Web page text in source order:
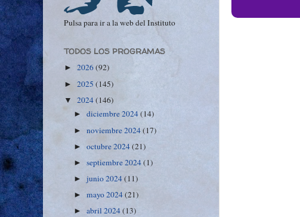
Pulsa para ir a la web del Instituto
TODOS LOS PROGRAMAS
► 2026(92)
► 2025 (145)
▼ 2024(146)
►diciembre 2024(14)
►noviembre 2024(17)
►octubre 2024(21)
►septiembre 2024(1)
►junio 2024(11)
►mayo 2024(21)
►abril 2024(13)